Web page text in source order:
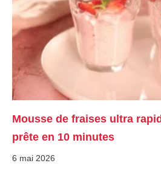
Mousse de fraises ultra
prête en 10 minutes
6 mai 2026